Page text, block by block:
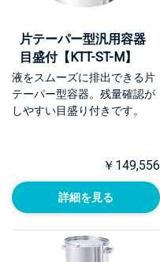
片テーパー型汎用容器
目盛付【KTT-ST-M】
液をスムーズに排出できる片
テーパー型容器。残量確認が
しやすい目盛り付きです。
￥149,556
詳細を見る